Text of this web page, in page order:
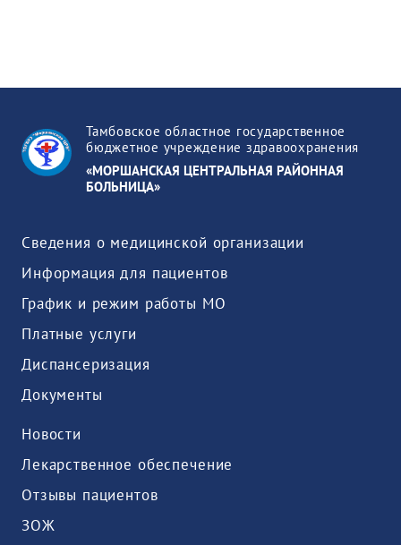
Тамбовское областное государственное
бюджетное учреждение здравоохранения
«МОРШАНСКАЯ ЦЕНТРАЛЬНАЯ РАЙОННАЯ
БОЛЬНИЦА»
Сведения о медицинской организации
Информация для пациентов
График и режим работы МО
Платные услуги
Диспансеризация
Документы
Новости
Лекарственное обеспечение
Отзывы пациентов
ЗОЖ